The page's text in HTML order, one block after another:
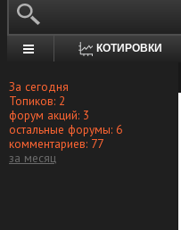
КОТИРОВКИ
За сегодня
Топиков: 2
форум акций: 3
остальные форумы: 6
комментариев: 77
за месяц